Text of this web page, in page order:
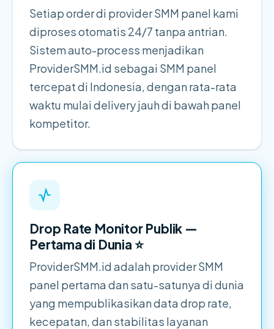
Setiap order di provider SMM panel kami
diproses otomatis 24/7 tanpa antrian.
Sistem auto-process menjadikan
ProviderSMM.id sebagai SMM panel
tercepat di Indonesia, dengan rata-rata
waktu mulai delivery jauh di bawah panel
kompetitor.
Drop Rate Monitor Publik —
Pertama di Dunia ⭐
ProviderSMM.id adalah provider SMM
panel pertama dan satu-satunya di dunia
yang mempublikasikan data drop rate,
kecepatan, dan stabilitas layanan